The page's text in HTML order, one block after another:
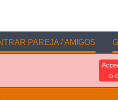
PAREJA / AMIGOS
o